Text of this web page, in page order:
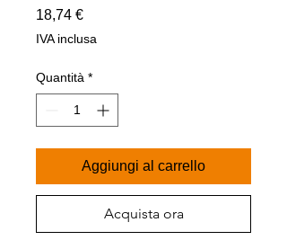
18,74 €Prezzo
IVA inclusa
Quantità *
Aggiungi al carrello
Acquista ora